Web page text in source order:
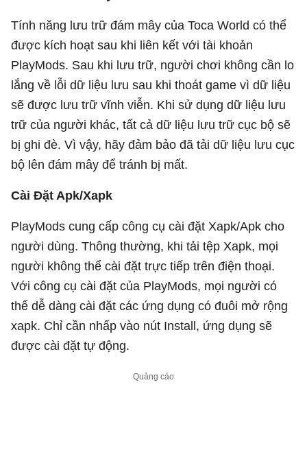
Tính năng lưu trữ đám mây của Toca World có thể
được kích hoạt sau khi liên kết với tài khoản
PlayMods. Sau khi lưu trữ, người chơi không cần lo
lắng về lỗi dữ liệu lưu sau khi thoát game vì dữ liệu
sẽ được lưu trữ vĩnh viễn. Khi sử dụng dữ liệu lưu
trữ của người khác, tất cả dữ liệu lưu trữ cục bộ sẽ
bị ghi đè. Vì vậy, hãy đảm bảo đã tải dữ liệu lưu cục
bộ lên đám mây để tránh bị mất.
Cài Đặt Apk/Xapk
PlayMods cung cấp công cụ cài đặt Xapk/Apk cho
người dùng. Thông thường, khi tải tệp Xapk, mọi
người không thể cài đặt trực tiếp trên điện thoại.
Với công cụ cài đặt của PlayMods, mọi người có
thể dễ dàng cài đặt các ứng dụng có đuôi mở rộng
xapk. Chỉ cần nhấp vào nút Install, ứng dụng sẽ
được cài đặt tự động.